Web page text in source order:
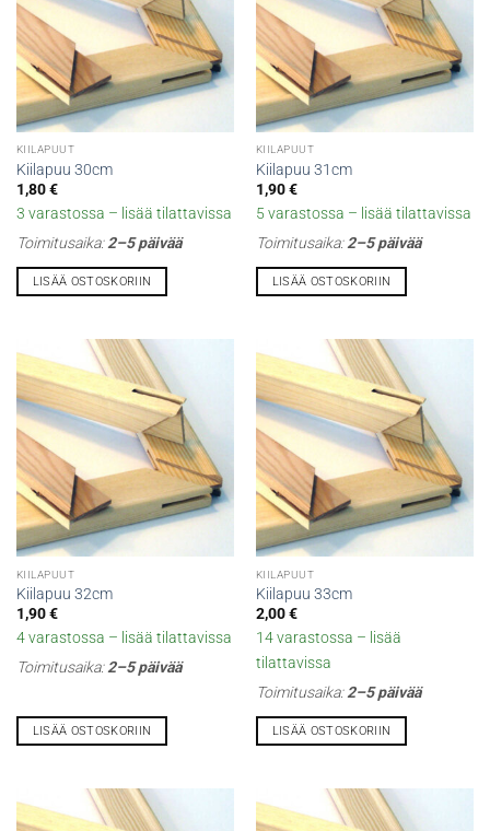
KIILAPUUT
Kiilapuu 30cm
1,80€
3 varastossa – lisää tilattavissa
Toimitusaika:2–5 päivää
LISÄÄ OSTOSKORIIN
KIILAPUUT
Kiilapuu 31cm
1,90€
5 varastossa – lisää tilattavissa
Toimitusaika:2–5 päivää
LISÄÄ OSTOSKORIIN
KIILAPUUT
Kiilapuu 32cm
1,90€
4 varastossa – lisää tilattavissa
Toimitusaika:2–5 päivää
LISÄÄ OSTOSKORIIN
KIILAPUUT
Kiilapuu 33cm
2,00€
14 varastossa – lisää
tilattavissa
Toimitusaika:2–5 päivää
LISÄÄ OSTOSKORIIN